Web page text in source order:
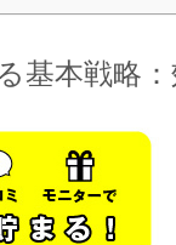
基本戦略：